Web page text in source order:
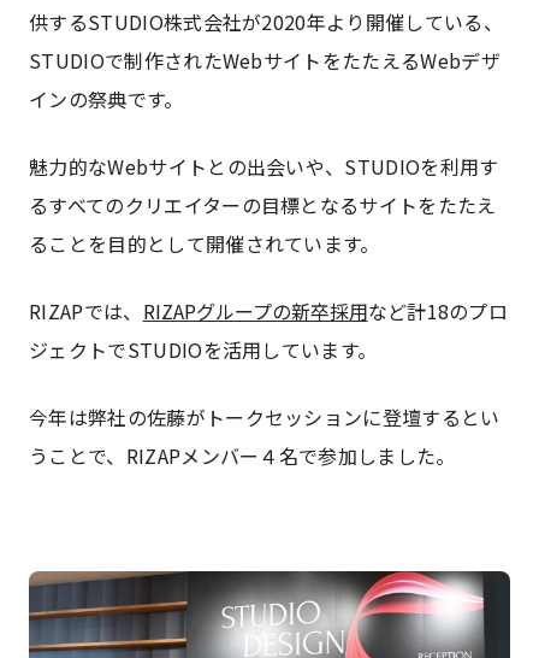
供するSTUDIO株式会社が2020年より開催している、
STUDIOで制作されたWebサイトをたたえるWebデザ
インの祭典です。
魅力的なWebサイトとの出会いや、STUDIOを利用す
るすべてのクリエイターの目標となるサイトをたたえ
ることを目的として開催されています。
RIZAPでは、 RIZAPグループの新卒採用など計18のプロ
ジェクトでSTUDIOを活用しています。
今年は弊社の佐藤がトークセッションに登壇するとい
うことで、RIZAPメンバー４名で参加しました。